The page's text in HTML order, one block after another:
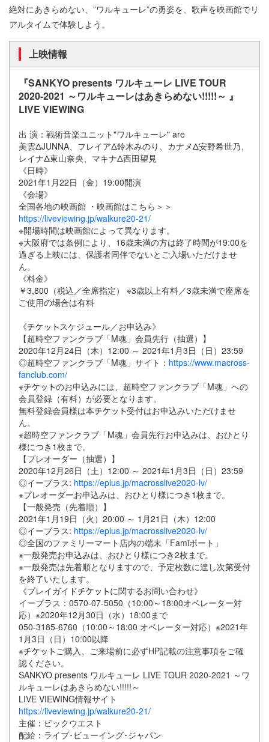
絶対にあきらめない、”ワルキューレ”の勇姿を、歌声を映画館でリ
アルタイムで体験しよう。
上映情報
『SANKYO presents ワルキューレ LIVE TOUR
2020-2021 ～ワルキューレはあきらめない!!!!!～ 』
LIVE VIEWING
出 演：戦術音楽ユニット"ワルキューレ" are
美雲ΔJUNNA、フレイアΔ鈴木みのり、カナメΔ安野希世乃、
レイナΔ東山奈央、マキナΔ西田望見
《日時》
2021年1月22日（金）19:00開演
《会場》
全国各地の映画館 ・映画館はこちら＞＞
https://liveviewing.jp/walkure20-21/
※開場時間は映画館によって異なります。
※大阪府では条例により、16歳未満の方は終了時間が19:00を
過ぎる上映には、保護者同伴でないとご入場いただけませ
ん。
《料金》
￥3,800（税込／全席指定） ※3歳以上有料／3歳未満で座席を
ご使用の場合は有料
《
スケジュール／お申込み》
【超時空ファンクラブ「M魂」会員先行（抽選）】
2020年12月24日（木）12:00 ～ 2021年1月3日（日）23:59
◎超時空ファンクラブ「M魂」サイト： https://www.macross-
fanclub.com/
※
のお申込みには、超時空ファンクラブ「M魂」への
会員登録（有料）が必要となります。
無料登録会員様は本
受付はお申込みいただけませ
ん。
※超時空ファンクラブ「M魂」会員先行お申込みは、おひとり
様につき1枚まで。
【プレオーダー（抽選）】
2020年12月26日（土）12:00 ～ 2021年1月3日（日）23:59
◎イープラス: https://eplus.jp/macrosslive2020-lv/
※プレオーダーお申込みは、おひとり様につき1枚まで。
【一般発売（先着順）】
2021年1月19日（火）20:00 ～ 1月21日（木）12:00
◎イープラス: https://eplus.jp/macrosslive2020-lv/
◎全国のファミリーマート店内の端末「Famiポート」
※一般発売お申込みは、おひとり様につき2枚まで。
※一般発売は先着順となりますので、予定枚数に達し次第受付
を終了いたします。
《プレイガイド
に関するお問い合わせ》
イープラス：0570-07-5050（10:00～18:00オペレーター対
応）※2020年12月30日（水）18:00まで
050-3185-6760（10:00～18:00 オペレーター対応）※2021年
1月3日（日）10:00以降
※
ご購入、ご来場前に必ずHP記載の注意事項をご確
認ください。
SANKYO presents ワルキューレ LIVE TOUR 2020-2021 ～ワ
ルキューレはあきらめない!!!!!～
LIVE VIEWING情報サイト
https://liveviewing.jp/walkure20-21/
主催：ビックウエスト
配給：ライブ･ビューイング･ジャパン